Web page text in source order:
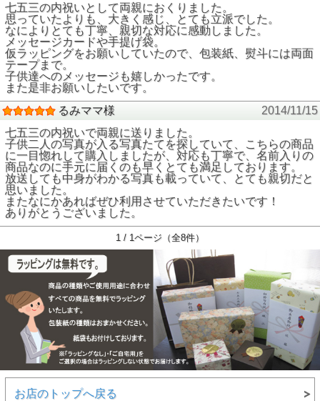
七五三の内祝いとして両親におくりました。
思っていたよりも、大きく感じ、とても立派でした。
なによりとても丁寧、親切な対応に感動しました。
メッセージカードや手提げ袋。
仮ラッピングをお願いしていたので、包装紙、熨斗には両面
テープまで。
子供達へのメッセージも嬉しかったです。
また是非お願いしたいです。
るみママ様
2014/11/15
七五三の内祝いで両親に送りました。
子供二人の写真が入る写真たてを探していて、こちらの商品
に一目惚れして購入しましたが、対応も丁寧で、名前入りの
商品なのに手元に届くのも早くとても満足しております。
放送しても中身がわかる写真も載っていて、とても親切だと
思いました。
またなにかあればぜひ利用させていただきたいです！
ありがとうございました。
1 / 1ページ（全8件）
お店のトップへ戻る